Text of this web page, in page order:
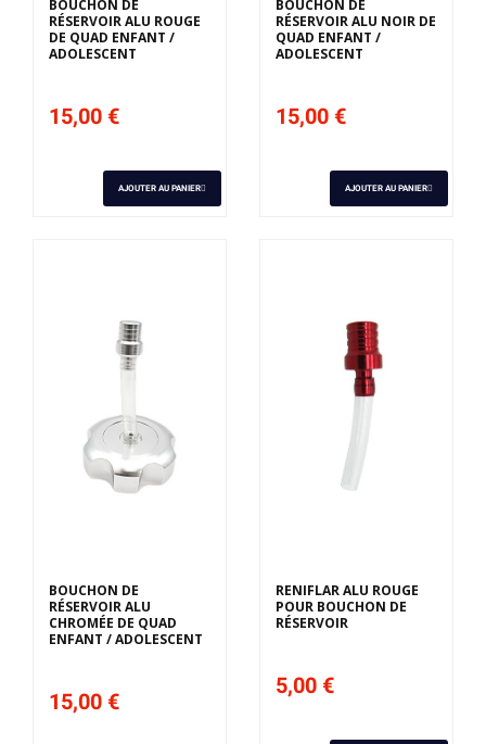
BOUCHON DE
RÉSERVOIR ALU ROUGE
DE QUAD ENFANT /
ADOLESCENT
15,00 €
AJOUTER AU PANIER
BOUCHON DE
RÉSERVOIR ALU NOIR DE
QUAD ENFANT /
ADOLESCENT
15,00 €
AJOUTER AU PANIER
BOUCHON DE
RÉSERVOIR ALU
CHROMÉE DE QUAD
ENFANT / ADOLESCENT
15,00 €
RENIFLAR ALU ROUGE
POUR BOUCHON DE
RÉSERVOIR
5,00 €